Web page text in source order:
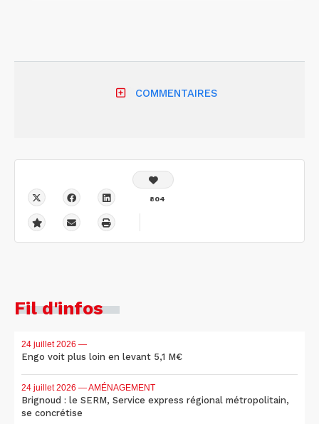
COMMENTAIRES
804
Fil d'infos
24 juillet 2026 —
Engo voit plus loin en levant 5,1 M€
24 juillet 2026 — AMÉNAGEMENT
Brignoud : le SERM, Service express régional métropolitain,
se concrétise